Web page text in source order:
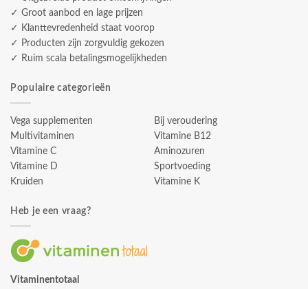
✓ Groot aanbod en lage prijzen
✓ Klanttevredenheid staat voorop
✓ Producten zijn zorgvuldig gekozen
✓ Ruim scala betalingsmogelijkheden
Populaire categorieën
Vega supplementen
Multivitaminen
Vitamine C
Vitamine D
Kruiden
Bij veroudering
Vitamine B12
Aminozuren
Sportvoeding
Vitamine K
Heb je een vraag?
Vitaminentotaal